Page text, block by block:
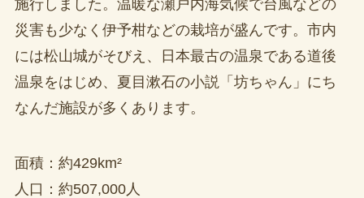
施行しました。温暖な瀬戸内海気候で台風などの
災害も少なく伊予柑などの栽培が盛んです。市内
には松山城がそびえ、日本最古の温泉である道後
温泉をはじめ、夏目漱石の小説「坊ちゃん」にち
なんだ施設が多くあります。
面積：約429km²
人口：約507,000人